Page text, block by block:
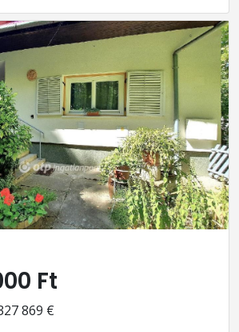
Ft
869 €